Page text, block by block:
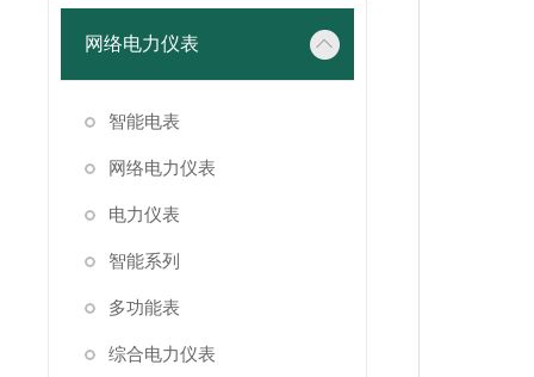
网络电力仪表
智能电表
网络电力仪表
电力仪表
智能系列
多功能表
综合电力仪表